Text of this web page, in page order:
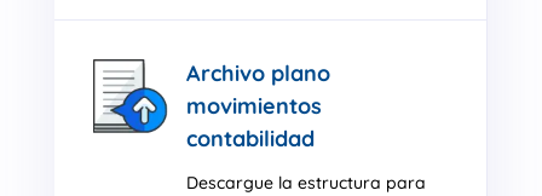
Archivo plano
movimientos
contabilidad
Descargue la estructura para